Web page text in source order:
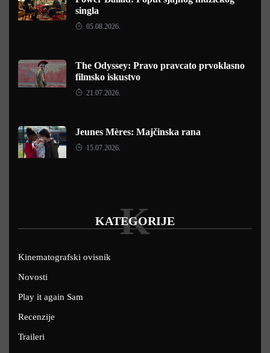
singla
05.08.2026.
The Odyssey: Pravo pravcato prvoklasno
filmsko iskustvo
21.07.2026.
Jeunes Mères: Majčinska rana
15.07.2026.
KATEGORIJE
K
Kinematografski ovisnik
Novosti
Play it again Sam
Recenzije
Traileri